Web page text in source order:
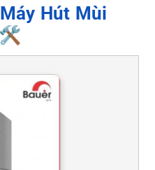
Hút Mùi
🛠️